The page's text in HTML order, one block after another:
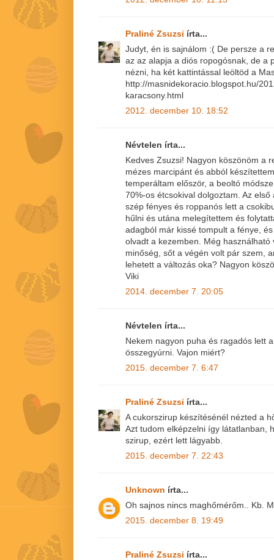
Praliné Zsuzsi írta...
Judyt, én is sajnálom :( De persze a
az az alapja a diós ropogósnak, de a
nézni, ha két kattintással leöltöd a
http://masnidekoracio.blogspot.hu/
karacsony.html
2012. december 10. 18:52
Névtelen írta...
Kedves Zsuzsi! Nagyon köszönöm a
mézes marcipánt és abból
temperáltam először, a beoltó
70%-os étcsokival dolgoztam. Az
szép fényes és roppanós lett a
hűlni és utána melegítettem és
adagból már kissé tompult a fénye,
olvadt a kezemben. Még
minőség, sőt a végén volt pár szem,
lehetett a változás oka? Nagyon
Viki
2014. december 7. 20:05
Névtelen írta...
Nekem nagyon puha és ragadós lett
összegyúrni. Vajon miért?
2015. december 7. 6:47
Praliné Zsuzsi írta...
A cukorszirup készítésénél nézted a
Azt tudom elképzelni így látatlanban,
szirup, ezért lett lágyabb.
2015. december 7. 22:43
Unknown írta...
Oh sajnos nincs maghőmérőm.. Kb.
2015. december 8. 19:49
Praliné Zsuzsi írta...